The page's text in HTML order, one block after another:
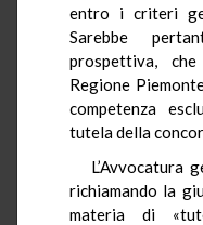
entro i criteri
Sarebbe
prospettiva,
Regione
competenza
tutela della
L’Avvocatura
richiamando la
materia di